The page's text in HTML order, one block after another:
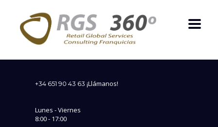
+34 651 90 43 63 ¡Llámanos!
Lunes - Viernes
8:00 - 17:00